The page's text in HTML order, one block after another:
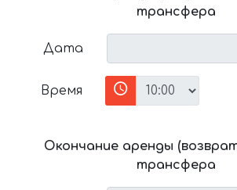
трансфера
Дата
Время
Окончание аренды
трансфера